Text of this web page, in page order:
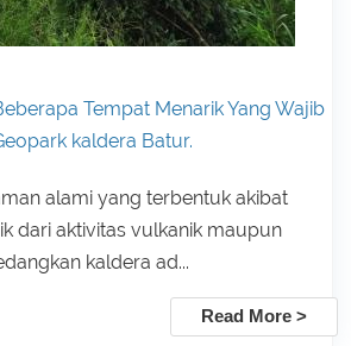
Tempat Menarik Yang Wajib
kaldera Batur.
alami yang terbentuk akibat
dari aktivitas vulkanik maupun
kaldera ad...
Read More >